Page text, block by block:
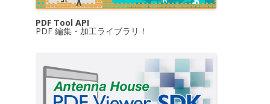
PDF Tool API
PDF 編集・加工ライブラリ！